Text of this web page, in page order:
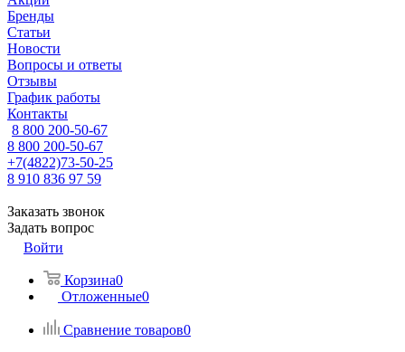
Бренды
Статьи
Новости
Вопросы и ответы
Отзывы
График работы
Контакты
8 800 200-50-67
8 800 200-50-67
+7(4822)73-50-25
8 910 836 97 59
Заказать звонок
Задать вопрос
Войти
Корзина0
Отложенные0
Сравнение товаров0